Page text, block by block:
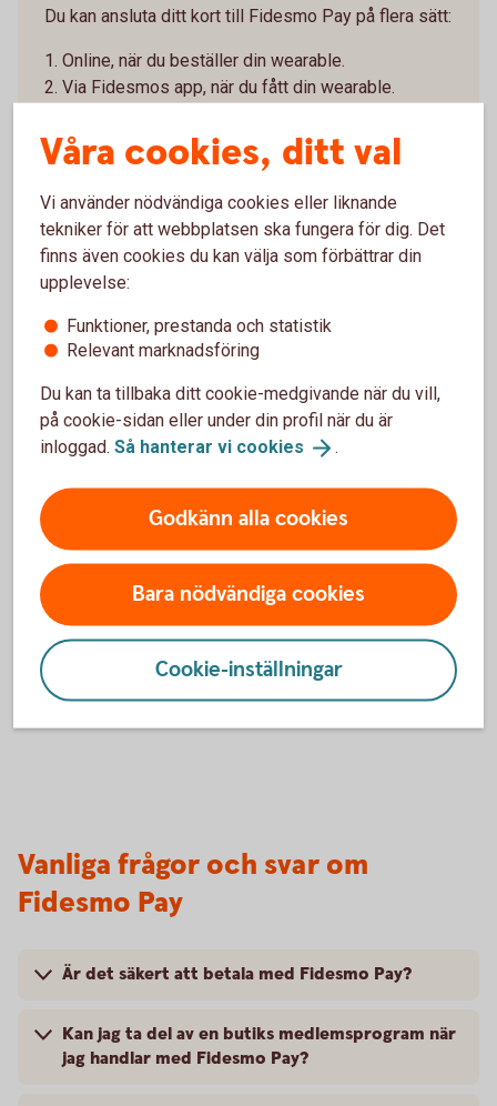
Du kan ansluta ditt kort till Fidesmo Pay på flera sätt:
1. Online, när du beställer din wearable.
2. Via Fidesmos app, när du fått din wearable.
Pay.
appen Fidesmo
Ladda ner appen Fidesmo från Google Play eller
App store. Lägg in dina kortuppgifter i appen genom
att följa instruktionerna - om du inte redan gjort det i
samband med beställningen.
5. Identifiera dig i Fidesmos app för att aktivera
din wearable
Slutför anslutningen genom att signera med Mobilt
BankID och följa instruktionerna.
6. Klart!
Du är nu redo att börja använda din wearable i butik.
Du betalar genom att blippa din wearable mot
terminalen där symbolen för kontaktlösa betalningar
Vanliga frågor och svar om
Fidesmo Pay
Är det säkert att betala med Fidesmo Pay?
Kan jag ta del av en butiks medlemsprogram när
jag handlar med Fidesmo Pay?
Våra cookies, ditt val
Vi använder nödvändiga cookies eller liknande
tekniker för att webbplatsen ska fungera för dig. Det
finns även cookies du kan välja som förbättrar din
upplevelse:
Funktioner, prestanda och statistik
Relevant marknadsföring
Du kan ta tillbaka ditt cookie-medgivande när du vill,
på cookie-sidan eller under din profil när du är
inloggad. Så hanterar vi cookies .
Godkänn alla cookies
Bara nödvändiga cookies
Cookie-inställningar